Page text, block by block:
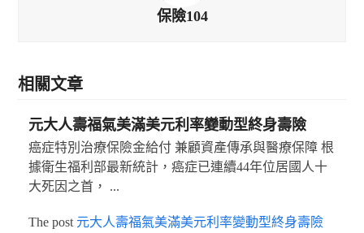
保險104
相關文章
元大人壽福氣美滿美元利率變動型終身壽險
癌症特別治療保險金給付 兼顧資產傳承與醫療保障 根
據衛生福利部最新統計，癌症已連續44年位居國人十
大死因之首， ...
The post 元大人壽福氣美滿美元利率變動型終身壽險